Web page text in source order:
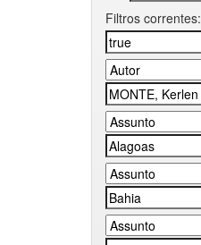
Filtros correntes: